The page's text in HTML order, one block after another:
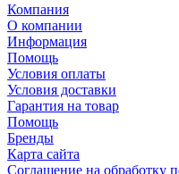
Компания
О компании
Информация
Помощь
Условия оплаты
Условия доставки
Гарантия на товар
Помощь
Бренды
Карта сайта
Соглашение на обработку